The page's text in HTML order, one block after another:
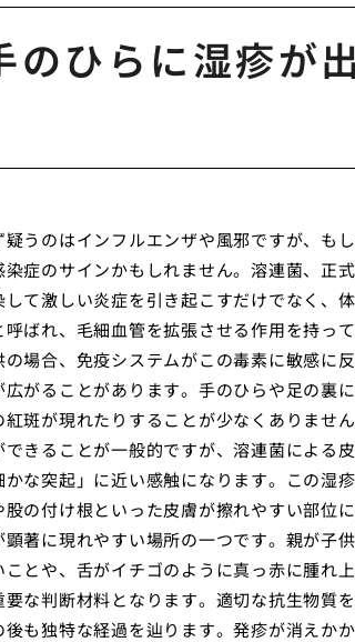
ひらに湿疹が
うのはインフルエンザや風邪ですが、も
症のサインかもしれません。溶連菌、正
て激しい炎症を引き起こすだけでなく、
ばれ、毛細血管を拡張させる作用を持っ
場合、免疫システムがこの毒素に敏感に
がることがあります。手のひらや足の裏
斑が現れたりすることが少なくありませ
きることが一般的ですが、溶連菌による
な突起」に近い感触になります。この湿
の付け根といった皮膚が擦れやすい部位
著に現れやすい場所の一つです。親が子
とや、舌がイチゴのように真っ赤に腫れ
な判断材料となります。適切な抗生物質
も独特な経過を辿ります。発疹が消えかか